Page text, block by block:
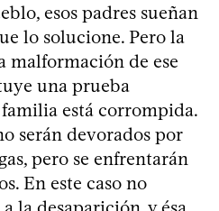
esos padres sueñan
lo solucione. Pero la
malformación de ese
una prueba
está corrompida.
serán devorados por
pero se enfrentarán
En este caso no